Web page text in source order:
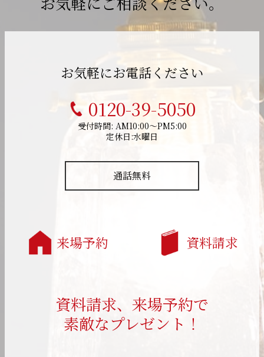
お気軽にお電話ください
0120-39-5050
受付時間: AM10:00～PM5:00
定休日:水曜日
通話無料
来場予約 資料請求
資料請求、来場予約で
素敵なプレゼント！